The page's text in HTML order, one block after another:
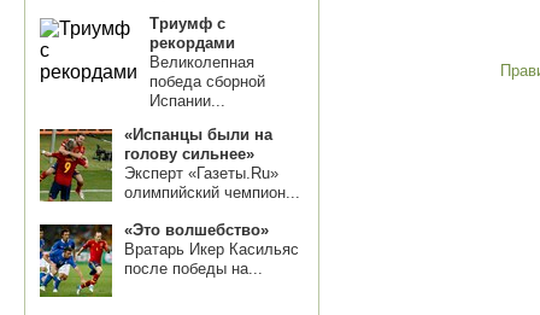
Триумф с
рекордами
Великолепная
победа сборной
Испании...
«Испанцы были на
голову сильнее»
Эксперт «Газеты.Ru»
олимпийский чемпион...
«Это волшебство»
Вратарь Икер Касильяс
после победы на...